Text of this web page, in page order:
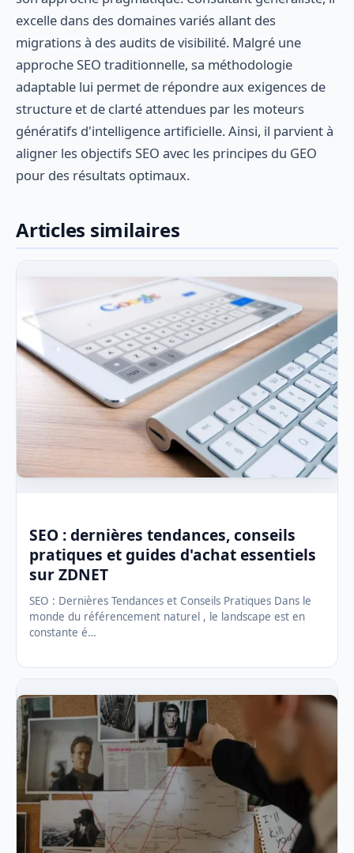
excelle dans des domaines variés allant des
migrations à des audits de visibilité. Malgré une
approche SEO traditionnelle, sa méthodologie
adaptable lui permet de répondre aux exigences de
structure et de clarté attendues par les moteurs
génératifs d'intelligence artificielle. Ainsi, il parvient à
aligner les objectifs SEO avec les principes du GEO
pour des résultats optimaux.
Articles similaires
SEO : dernières tendances, conseils
pratiques et guides d'achat essentiels
sur ZDNET
SEO : Dernières Tendances et Conseils Pratiques Dans le
monde du référencement naturel , le landscape est en
constante é…